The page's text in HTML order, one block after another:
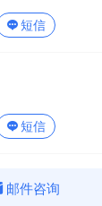
短信
短信
邮件咨询